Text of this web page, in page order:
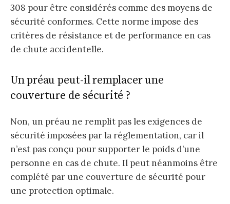
308 pour être considérés comme des moyens de
sécurité conformes. Cette norme impose des
critères de résistance et de performance en cas
de chute accidentelle.
Un préau peut-il remplacer une
couverture de sécurité ?
Non, un préau ne remplit pas les exigences de
sécurité imposées par la réglementation, car il
n’est pas conçu pour supporter le poids d’une
personne en cas de chute. Il peut néanmoins être
complété par une couverture de sécurité pour
une protection optimale.